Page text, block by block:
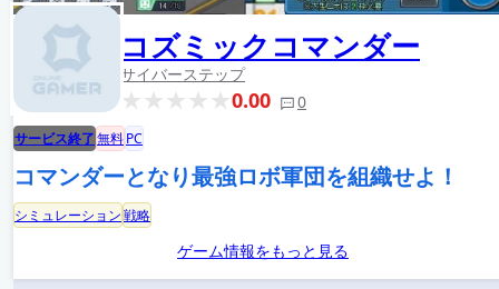
コズミックコマンダー
サイバーステップ
0.00 0
サービス終了無料PC
コマンダーとなり最強ロボ軍団を組織せよ！
シミュレーション戦略
ゲーム情報をもっと見る